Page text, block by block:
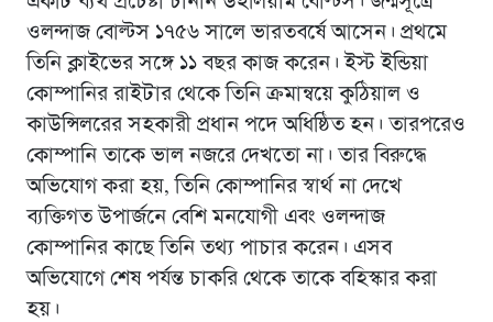
ওলন্দাজ বোল্টস ১৭৫৬ সালে ভারতবর্ষে আসেন। প্রথমে
তিনি ক্লাইভের সঙ্গে ১১ বছর কাজ করেন। ইস্ট ইন্ডিয়া
কোম্পানির রাইটার থেকে তিনি ক্রমান্বয়ে কুঠিয়াল ও
কাউন্সিলরের সহকারী প্রধান পদে অধিষ্ঠিত হন। তারপরেও
কোম্পানি তাকে ভাল নজরে দেখতো না। তার বিরুদ্ধে
অভিযোগ করা হয়, তিনি কোম্পানির স্বার্থ না দেখে
ব্যক্তিগত উপার্জনে বেশি মনযোগী এবং ওলন্দাজ
কোম্পানির কাছে তিনি তথ্য পাচার করেন। এসব
অভিযোগে শেষ পর্যন্ত চাকরি থেকে তাকে বহিস্কার করা
হয়।